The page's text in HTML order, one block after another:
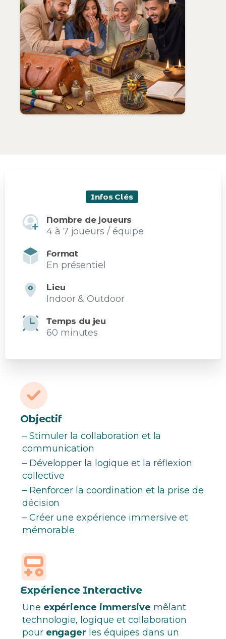
Infos Clés
Nombre de joueurs
4 à 7 joueurs / équipe
Format
En présentiel
Lieu
Indoor & Outdoor
Temps du jeu
60 minutes
Objectif
– Stimuler la collaboration et la
communication
– Développer la logique et la réflexion
collective
– Renforcer la coordination et la prise de
décision
– Créer une expérience immersive et
mémorable
Expérience Interactive
Une expérience immersive mêlant
technologie, logique et collaboration
pour engager les équipes dans un